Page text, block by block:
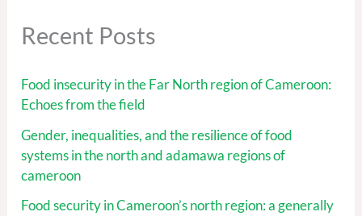
Recent Posts
Food insecurity in the Far North region of Cameroon:
Echoes from the field
Gender, inequalities, and the resilience of food
systems in the north and adamawa regions of
cameroon
Food security in Cameroon’s north region: a generally